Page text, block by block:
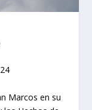
Marcos en su